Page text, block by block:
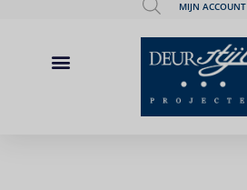
MIJN ACCOUNT